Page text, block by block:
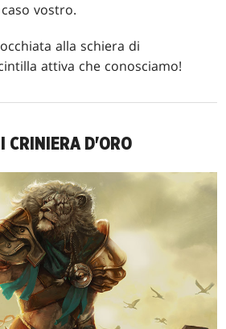
vostro.
alla schiera di
attiva che conosciamo!
CRINIERA D'ORO